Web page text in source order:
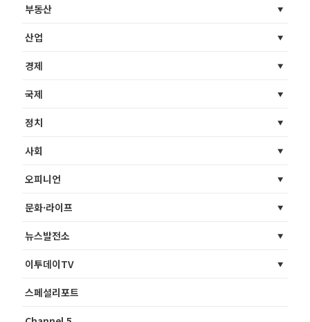
부동산
산업
경제
국제
정치
사회
오피니언
문화·라이프
뉴스발전소
이투데이TV
스페셜리포트